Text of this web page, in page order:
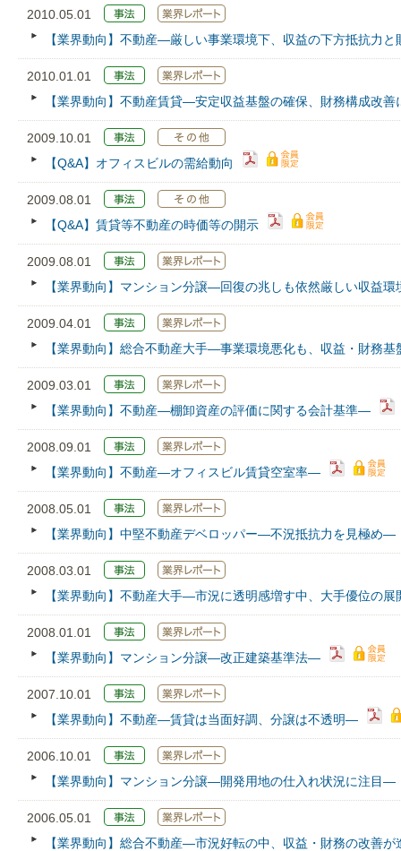
2010.05.01
【業界動向】不動産―厳しい事業環境下、収益の下方抵抗力
2010.01.01
【業界動向】不動産賃貸―安定収益基盤の確保、財務構成改
2009.10.01
【Q&A】オフィスビルの需給動向
2009.08.01
【Q&A】賃貸等不動産の時価等の開示
2009.08.01
【業界動向】マンション分譲―回復の兆しも依然厳しい収益
2009.04.01
【業界動向】総合不動産大手―事業環境悪化も、収益・財務
2009.03.01
【業界動向】不動産―棚卸資産の評価に関する会計基準―
2008.09.01
【業界動向】不動産―オフィスビル賃貸空室率―
2008.05.01
【業界動向】中堅不動産デベロッパー―不況抵抗力を見極め―
2008.03.01
【業界動向】不動産大手―市況に透明感増す中、大手優位の
2008.01.01
【業界動向】マンション分譲―改正建築基準法―
2007.10.01
【業界動向】不動産―賃貸は当面好調、分譲は不透明―
2006.10.01
【業界動向】マンション分譲―開発用地の仕入れ状況に注目―
2006.05.01
【業界動向】総合不動産―市況好転の中、収益・財務の改善